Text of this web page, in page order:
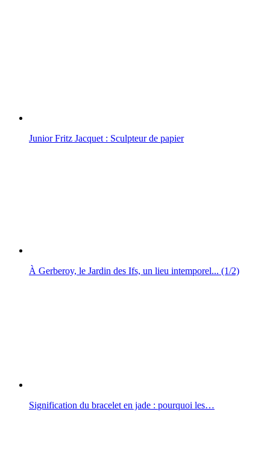
Junior Fritz Jacquet : Sculpteur de papier
À Gerberoy, le Jardin des Ifs, un lieu intemporel... (1/2)
Signification du bracelet en jade : pourquoi les…